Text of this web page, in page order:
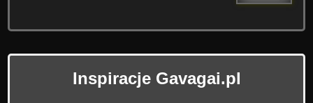
Inspiracje Gavagai.pl